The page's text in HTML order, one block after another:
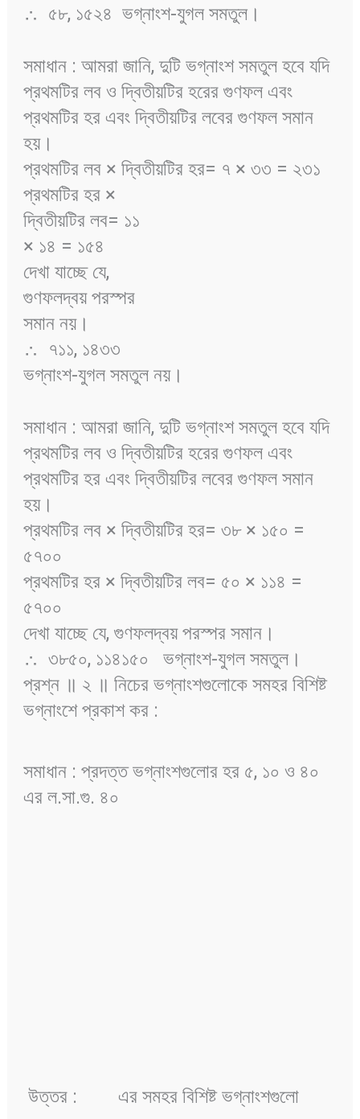
∴ ৫৮, ১৫২৪ ভগ্নাংশ-যুগল সমতুল।
সমাধান : আমরা জানি, দুটি ভগ্নাংশ সমতুল হবে যদি
প্রথমটির লব ও দ্বিতীয়টির হরের গুণফল এবং
প্রথমটির হর এবং দ্বিতীয়টির লবের গুণফল সমান
হয়।
প্রথমটির লব × দ্বিতীয়টির হর= ৭ × ৩৩ = ২৩১
প্রথমটির হর ×
দ্বিতীয়টির লব= ১১
× ১৪ = ১৫৪
দেখা যাচ্ছে যে,
গুণফলদ্বয় পরস্পর
সমান নয়।
∴ ৭১১, ১৪৩৩
ভগ্নাংশ-যুগল সমতুল নয়।
সমাধান : আমরা জানি, দুটি ভগ্নাংশ সমতুল হবে যদি
প্রথমটির লব ও দ্বিতীয়টির হরের গুণফল এবং
প্রথমটির হর এবং দ্বিতীয়টির লবের গুণফল সমান
হয়।
প্রথমটির লব × দ্বিতীয়টির হর= ৩৮ × ১৫০ =
৫৭০০
প্রথমটির হর × দ্বিতীয়টির লব= ৫০ × ১১৪ =
৫৭০০
দেখা যাচ্ছে যে, গুণফলদ্বয় পরস্পর সমান।
∴ ৩৮৫০, ১১৪১৫০ ভগ্নাংশ-যুগল সমতুল।
প্রশ্ন ॥ ২ ॥ নিচের ভগ্নাংশগুলোকে সমহর বিশিষ্ট
ভগ্নাংশে প্রকাশ কর :
সমাধান : প্রদত্ত ভগ্নাংশগুলোর হর ৫, ১০ ও ৪০
এর ল.সা.গু. ৪০
উত্তর : এর সমহর বিশিষ্ট ভগ্নাংশগুলো